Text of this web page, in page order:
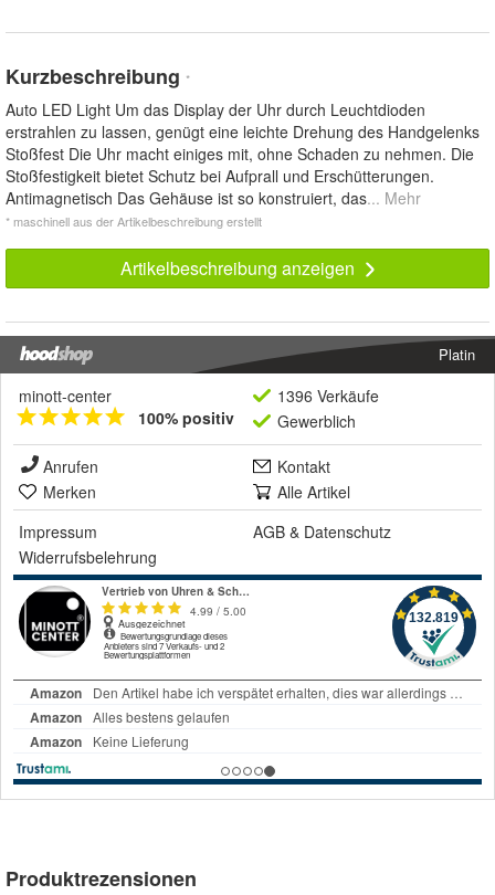
Kurzbeschreibung *
Auto LED Light Um das Display der Uhr durch Leuchtdioden
erstrahlen zu lassen, genügt eine leichte Drehung des Handgelenks
Stoßfest Die Uhr macht einiges mit, ohne Schaden zu nehmen. Die
Stoßfestigkeit bietet Schutz bei Aufprall und Erschütterungen.
Antimagnetisch Das Gehäuse ist so konstruiert, das... Mehr
* maschinell aus der Artikelbeschreibung erstellt
Artikelbeschreibung anzeigen
Platin
minott-center
100% positiv
1396 Verkäufe
Gewerblich
Anrufen
Kontakt
Merken
Alle Artikel
Impressum
AGB & Datenschutz
Widerrufsbelehrung
Produktrezensionen